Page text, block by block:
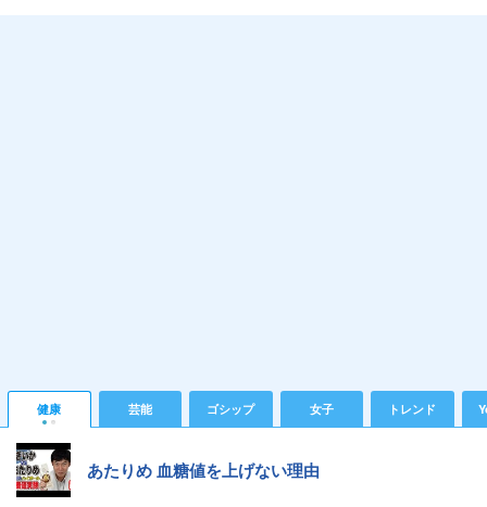
健康 芸能 ゴシップ 女子 トレンド
あたりめ 血糖値を上げない理由